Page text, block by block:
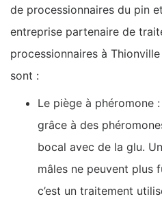
de processionnaires du pin
entreprise partenaire de
processionnaires à
sont :
Le piège à phéromone
grâce à des
bocal avec de la glu.
mâles ne peuvent plus
c’est un traitement